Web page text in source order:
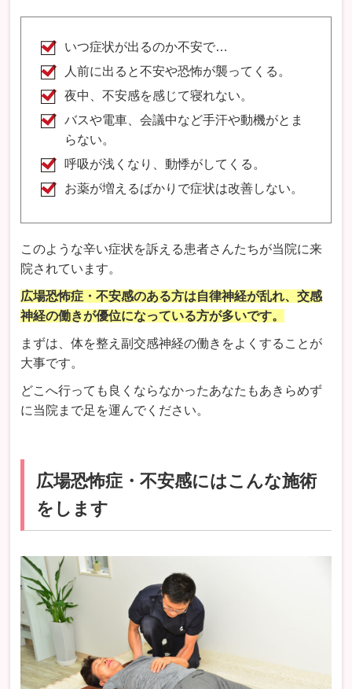
いつ症状が出るのか不安で…
人前に出ると不安や恐怖が襲ってくる。
夜中、不安感を感じて寝れない。
バスや電車、会議中など手汗や動機がとま
らない。
呼吸が浅くなり、動悸がしてくる。
お薬が増えるばかりで症状は改善しない。
このような辛い症状を訴える患者さんたちが当院に来
院されています。
広場恐怖症・不安感のある方は自律神経が乱れ、交感
神経の働きが優位になっている方が多いです。
まずは、体を整え副交感神経の働きをよくすることが
大事です。
どこへ行っても良くならなかったあなたもあきらめず
に当院まで足を運んでください。
広場恐怖症・不安感にはこんな施術
をします